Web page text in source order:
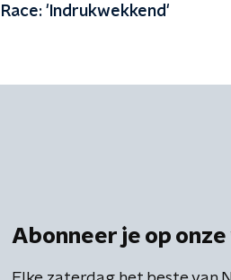
Race: 'Indrukwekkend'
Abonneer je op